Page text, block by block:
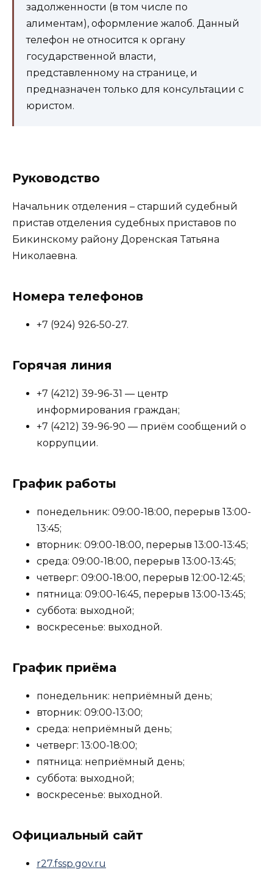
задолженности (в том числе по
алиментам), оформление жалоб. Данный
телефон не относится к органу
государственной власти,
представленному на странице, и
предназначен только для консультации с
юристом.
Руководство
Начальник отделения – старший судебный
пристав отделения судебных приставов по
Бикинскому району Доренская Татьяна
Николаевна.
Номера телефонов
+7 (924) 926-50-27.
Горячая линия
+7 (4212) 39-96-31 — центр
информирования граждан;
+7 (4212) 39-96-90 — приём сообщений о
коррупции.
График работы
понедельник: 09:00-18:00, перерыв 13:00-
13:45;
вторник: 09:00-18:00, перерыв 13:00-13:45;
среда: 09:00-18:00, перерыв 13:00-13:45;
четверг: 09:00-18:00, перерыв 12:00-12:45;
пятница: 09:00-16:45, перерыв 13:00-13:45;
суббота: выходной;
воскресенье: выходной.
График приёма
понедельник: неприёмный день;
вторник: 09:00-13:00;
среда: неприёмный день;
четверг: 13:00-18:00;
пятница: неприёмный день;
суббота: выходной;
воскресенье: выходной.
Официальный сайт
r27.fssp.gov.ru